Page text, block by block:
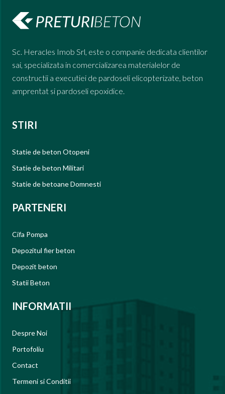
Sc. Heracles Imob Srl, este o companie dedicata clientilor
sai, specializata in comercializarea materialelor de
constructii a executiei de pardoseli elicopterizate, beton
amprentat si pardoseli epoxidice.
STIRI
Statie de beton Otopeni
Statie de beton Militari
Statie de betoane Domnesti
PARTENERI
Cifa Pompa
Depozitul fier beton
Depozit beton
Statii Beton
INFORMATII
Despre Noi
Portofoliu
Contact
Termeni si Conditii